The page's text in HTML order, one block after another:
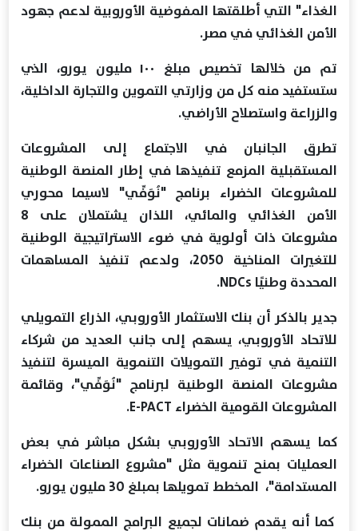
الغذاء" التي أطلقتها المفوضية الأوروبية لدعم جهود
الأمن الغذائي في مصر.
تم من خلالها تخصيص مبلغ ١٠٠ مليون يورو، الذي
ستستفيد منه كل من وزارتي التموين والتجارة الداخلية،
والزراعة واستصلاح الأراضي.
تطرق الجانبان في الاجتماع إلى المشروعات
المستقبلية المزمع تنفيذها في إطار المنصة الوطنية
للمشروعات الخضراء برنامج "نُوَفِّي" لاسيما محوري
الأمن الغذائي والمائي، اللذان يشتملان على 8
مشروعات ذات أولوية في ضوء الاستراتيجية الوطنية
للتغيرات المناخية 2050، ولدعم تنفيذ المساهمات
المحددة وطنيًا NDCs.
جدير بالذكر أن بنك الاستثمار الأوروبي، الذراع التمويلي
للاتحاد الأوروبي، يسهم إلى جانب العديد من شركاء
التنمية في توفير التمويلات التنموية الميسرة لتنفيذ
مشروعات المنصة الوطنية لبرنامج "نُوَفِّي"، وقائمة
المشروعات القومية الخضراء E-PACT.
كما يسهم الاتحاد الأوروبي بشكل مباشر في بعض
العمليات بمنح تنموية مثل "مشروع الصناعات الخضراء
المستدامة"، المخطط تمويلها بمبلغ 30 مليون يورو.
كما أنه يقدم ضمانات لجميع البرامج الممولة من بنك